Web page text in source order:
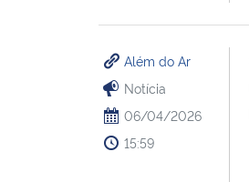
Além do Ar
Notícia
06/04/2026
15:59